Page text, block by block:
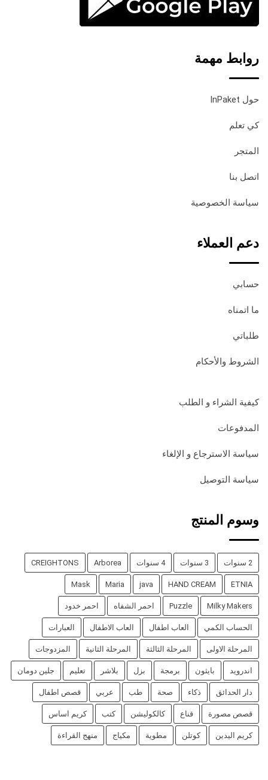
روابط مهمة
حول InPaket
كي تعلم
المتجر
اتصل بنا
سياسة الخصوصية
دعم العملاء
حسابي
ما اتمناه
طلباتي
الشروط والأحكام
كيفية الشراء و الطلب
المدفوعات
سياسة الاسترجاع و الإلغاء
سياسة التوصيل
وسوم المنتج
2 سنوات 3 سنوات 4 سنوات Arborea
CREIGHTONS
ETNIA
HAND CREAM
java
Maria
Mask
Milky Makers
Puzzle احمر الشفاه احمر خدود
الحساب الكمي العاب اطفال العاب الاطفال العبارات
المرحلة الاولى المرحلة الثالثة المرحلة الثانية المزدوجات
اندرويد بايثون برمجة بزل بلاشر تعليم جلين دومان
دار الحدائق ذكاء صحة طب عربي قصص اطفال
قصص مصورة قناع كالكوليشن كتب كريم اساس
كريم اليدين كوتلن مطوية مكياج منهج القراءة